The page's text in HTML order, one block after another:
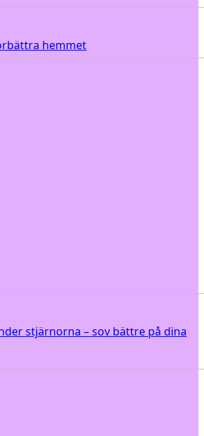
hemmet
stjärnorna – sov bättre på dina